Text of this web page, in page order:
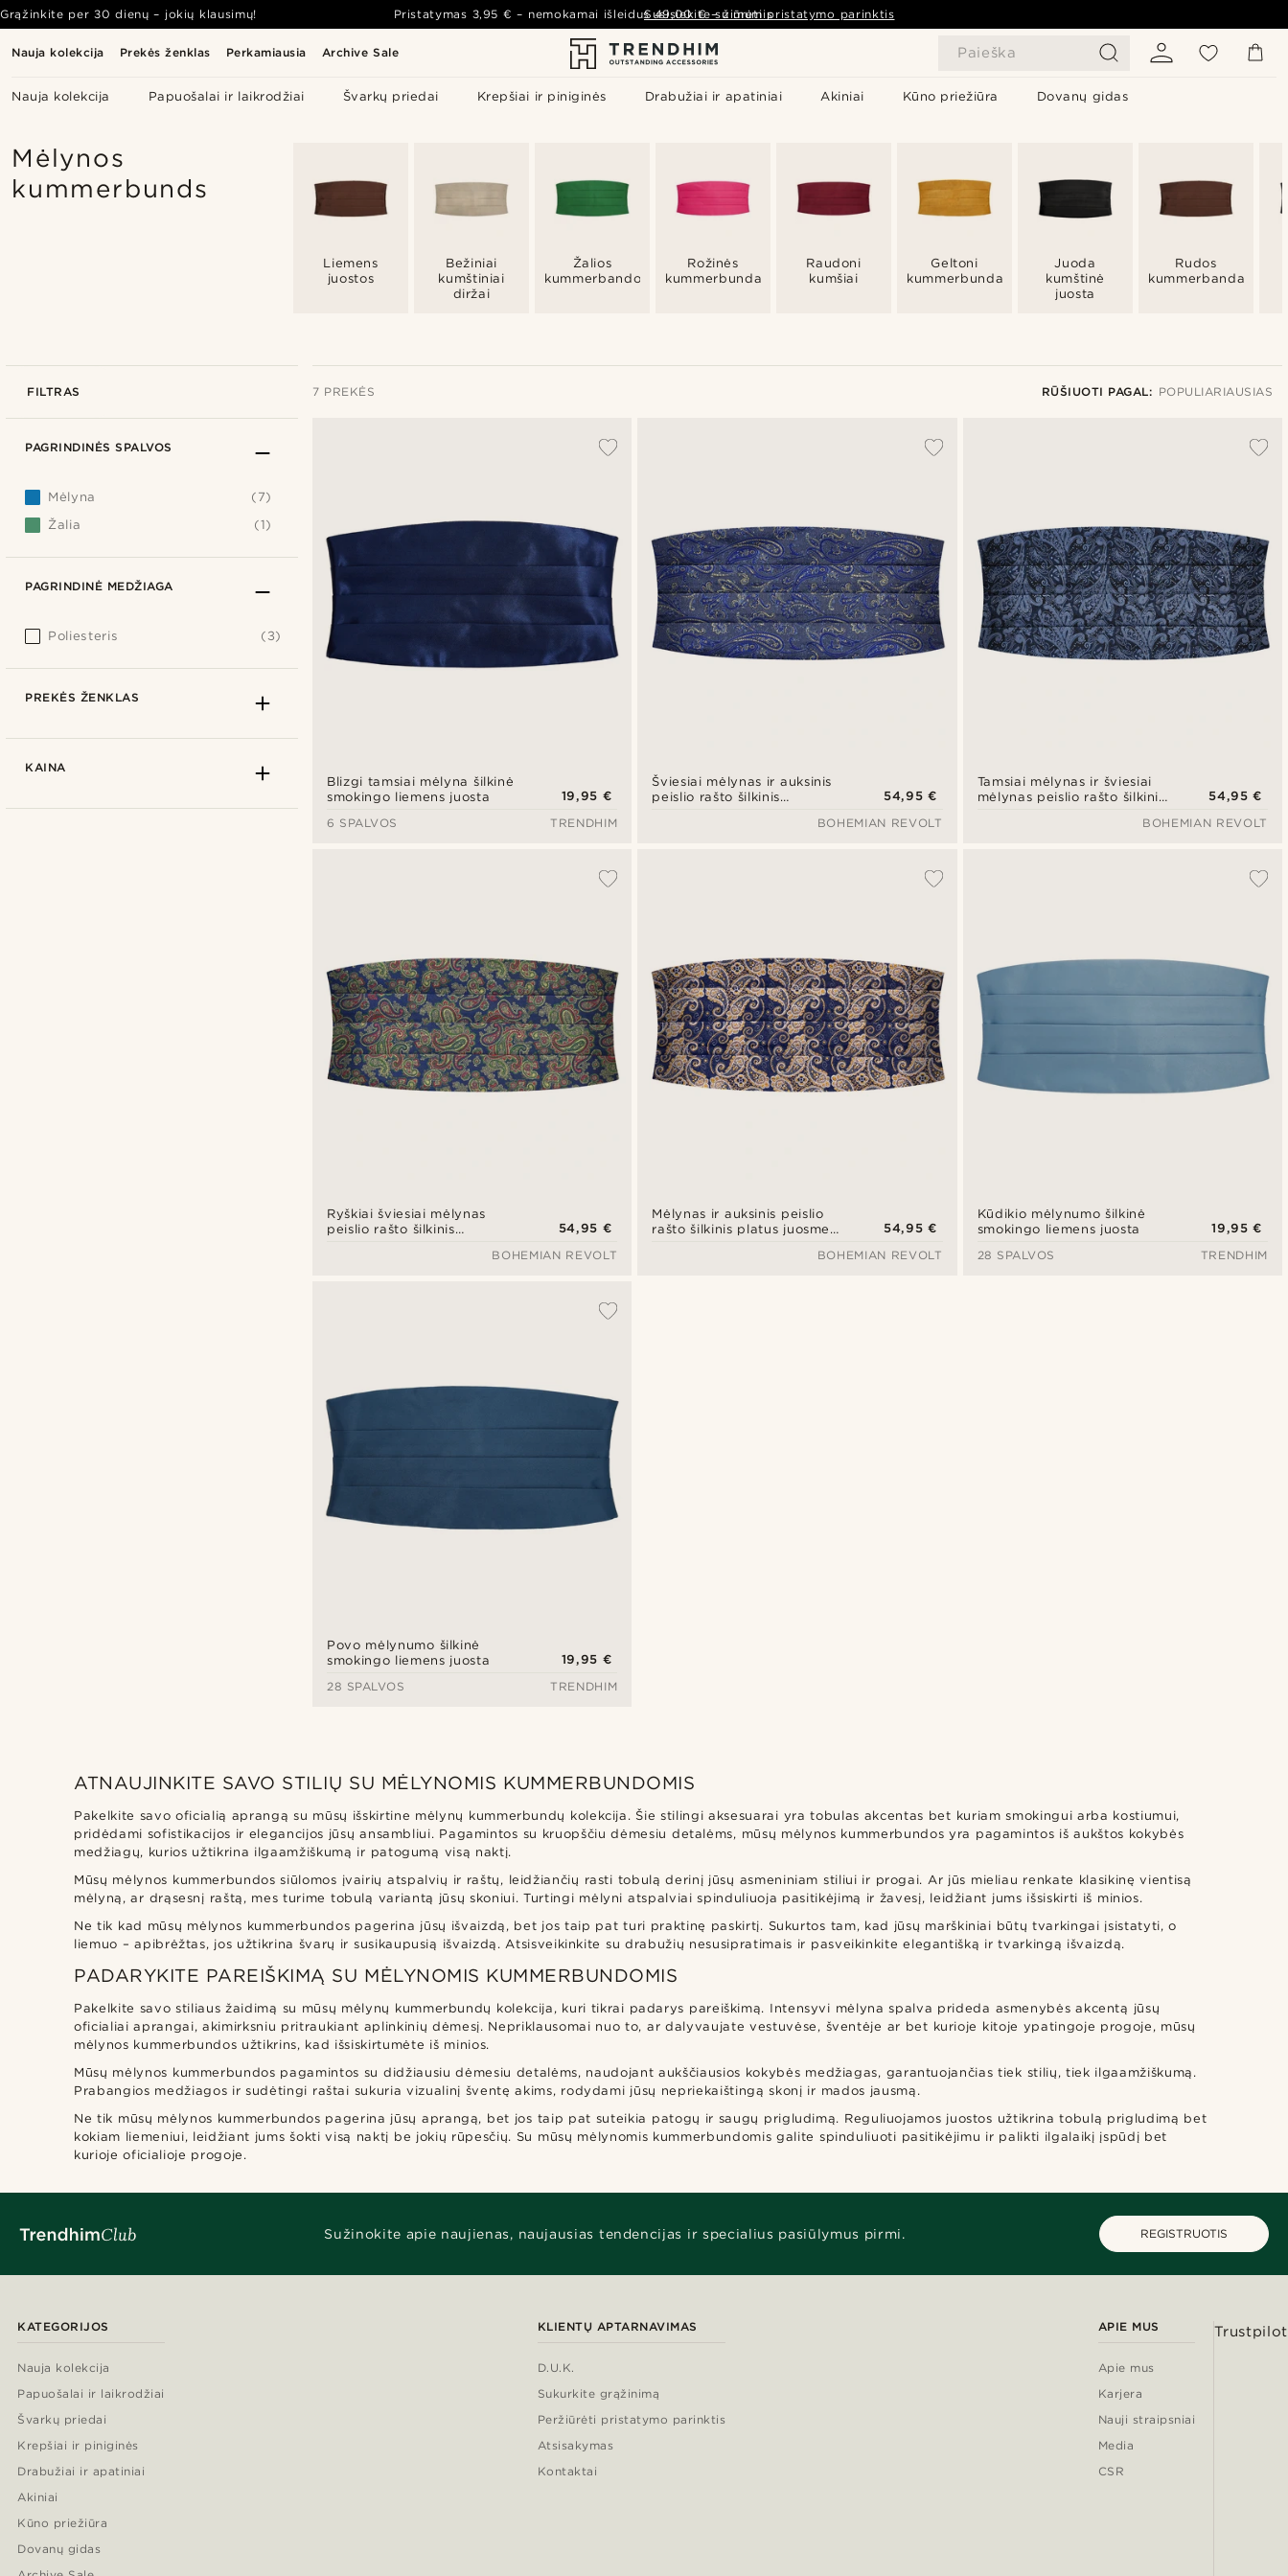
Nauja kolekcija Prekės ženklas Perkamiausia Archive Sale Paieška
Nauja kolekcija Papuošalai ir laikrodžiai Švarkų priedai Krepšiai ir piniginės Drabužiai ir apatiniai Akiniai Kūno priežiūra Dovanų gidas
Grąžinkite per 30 dienų – jokių klausimų! Pristatymas 3,95 € – nemokamai išleidus49,00 € – žiūrėti pristatymo parinktis
Susisiekite su mumis
Mėlynos
kummerbunds
Liemens
juostos
Bežiniai
kumštiniai
diržai
Žalios
kummerbando
Rožinės
kummerbundas
Raudoni
kumšiai
Geltoni
kummerbundai
Juoda
kumštinė
juosta
Rudos
kummerbandai
FILTRAS 7 PREKĖS RŪŠIUOTI PAGAL: POPULIARIAUSIAS
Blizgi tamsiai mėlyna šilkinė
smokingo liemens juosta
19,95 €
6 SPALVOS
TRENDHIM
Šviesiai mėlynas ir auksinis
peislio rašto šilkinis
54,95 €
BOHEMIAN REVOLT
Tamsiai mėlynas ir šviesiai
mėlynas peislio rašto šilkinis
54,95 €
BOHEMIAN REVOLT
Ryškiai šviesiai mėlynas
peislio rašto šilkinis
54,95 €
BOHEMIAN REVOLT
Mėlynas ir auksinis peislio
rašto šilkinis platus juosmens
54,95 €
BOHEMIAN REVOLT
Kūdikio mėlynumo šilkinė
smokingo liemens juosta
19,95 €
28 SPALVOS
TRENDHIM
Povo mėlynumo šilkinė
smokingo liemens juosta
19,95 €
28 SPALVOS
TRENDHIM
PAGRINDINĖS SPALVOS
Mėlyna
(7)
Žalia
(1)
PAGRINDINĖ MEDŽIAGA
Poliesteris (3)
PREKĖS ŽENKLAS
KAINA
ATNAUJINKITE SAVO STILIŲ SU MĖLYNOMIS KUMMERBUNDOMIS
Pakelkite savo oficialią aprangą su mūsų išskirtine mėlynų kummerbundų kolekcija. Šie stilingi aksesuarai yra tobulas akcentas bet kuriam smokingui arba kostiumui,
pridėdami sofistikacijos ir elegancijos jūsų ansambliui. Pagamintos su kruopščiu dėmesiu detalėms, mūsų mėlynos kummerbundos yra pagamintos iš aukštos kokybės
medžiagų, kurios užtikrina ilgaamžiškumą ir patogumą visą naktį.
Mūsų mėlynos kummerbundos siūlomos įvairių atspalvių ir raštų, leidžiančių rasti tobulą derinį jūsų asmeniniam stiliui ir progai. Ar jūs mieliau renkate klasikinę vientisą
mėlyną, ar drąsesnį raštą, mes turime tobulą variantą jūsų skoniui. Turtingi mėlyni atspalviai spinduliuoja pasitikėjimą ir žavesį, leidžiant jums išsiskirti iš minios.
Ne tik kad mūsų mėlynos kummerbundos pagerina jūsų išvaizdą, bet jos taip pat turi praktinę paskirtį. Sukurtos tam, kad jūsų marškiniai būtų tvarkingai įsistatyti, o
liemuo – apibrėžtas, jos užtikrina švarų ir susikaupusią išvaizdą. Atsisveikinkite su drabužių nesusipratimais ir pasveikinkite elegantišką ir tvarkingą išvaizdą.
PADARYKITE PAREIŠKIMĄ SU MĖLYNOMIS KUMMERBUNDOMIS
Pakelkite savo stiliaus žaidimą su mūsų mėlynų kummerbundų kolekcija, kuri tikrai padarys pareiškimą. Intensyvi mėlyna spalva prideda asmenybės akcentą jūsų
oficialiai aprangai, akimirksniu pritraukiant aplinkinių dėmesį. Nepriklausomai nuo to, ar dalyvaujate vestuvėse, šventėje ar bet kurioje kitoje ypatingoje progoje, mūsų
mėlynos kummerbundos užtikrins, kad išsiskirtumėte iš minios.
Mūsų mėlynos kummerbundos pagamintos su didžiausiu dėmesiu detalėms, naudojant aukščiausios kokybės medžiagas, garantuojančias tiek stilių, tiek ilgaamžiškumą.
Prabangios medžiagos ir sudėtingi raštai sukuria vizualinį šventę akims, rodydami jūsų nepriekaištingą skonį ir mados jausmą.
Ne tik mūsų mėlynos kummerbundos pagerina jūsų aprangą, bet jos taip pat suteikia patogų ir saugų prigludimą. Reguliuojamos juostos užtikrina tobulą prigludimą bet
kokiam liemeniui, leidžiant jums šokti visą naktį be jokių rūpesčių. Su mūsų mėlynomis kummerbundomis galite spinduliuoti pasitikėjimu ir palikti ilgalaikį įspūdį bet
kurioje oficialioje progoje.
Sužinokite apie naujienas, naujausias tendencijas ir specialius pasiūlymus pirmi. REGISTRUOTIS
KATEGORIJOS
Nauja kolekcija
Papuošalai ir laikrodžiai
Švarkų priedai
Krepšiai ir piniginės
Drabužiai ir apatiniai
Akiniai
Kūno priežiūra
Dovanų gidas
KLIENTŲ APTARNAVIMAS
D.U.K.
Sukurkite grąžinimą
Peržiūrėti pristatymo parinktis
Atsisakymas
Kontaktai
APIE MUS
Apie mus
Karjera
Nauji straipsniai
Media
CSR
Trustpilot